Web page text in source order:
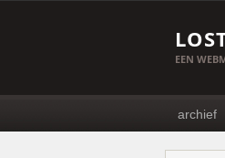
EEN
archief